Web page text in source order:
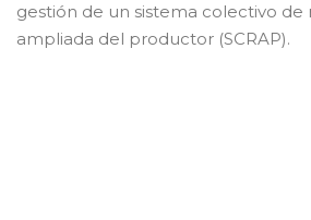
gestión de un sistema colectivo de
ampliada del productor (SCRAP).